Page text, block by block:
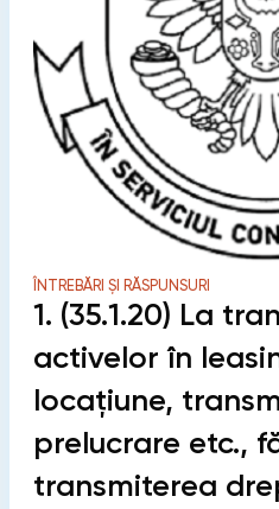
ÎNTREBĂRI ȘI RĂSPUNSURI
1. (35.1.20) La
activelor în
locațiune,
prelucrare etc.,
transmiterea